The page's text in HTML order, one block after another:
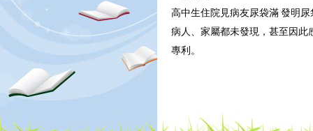
高中生住院見病友尿袋滿 發明
病人、家屬都未發現，甚至因
專利。